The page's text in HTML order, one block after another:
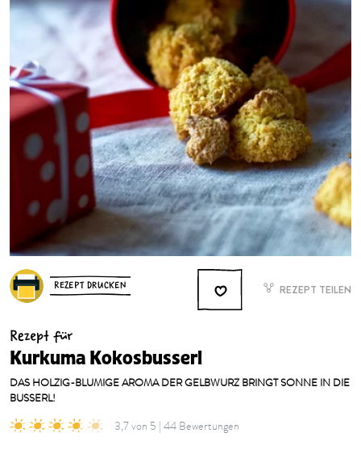
REZEPT DRUCKEN REZEPT TEILEN
Rezept für
Kurkuma Kokosbusserl
DAS HOLZIG-BLUMIGE AROMA DER GELBWURZ BRINGT SONNE IN DIE
BUSSERL!
3,7 von 5 | 44 Bewertungen